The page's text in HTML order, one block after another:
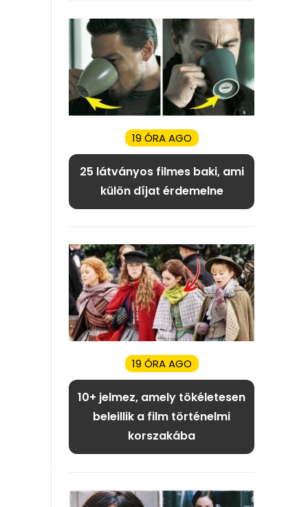
19 ÓRA AGO
25 látványos filmes baki, ami
külön díjat érdemelne
19 ÓRA AGO
10+ jelmez, amely tökéletesen
beleillik a film történelmi
korszakába